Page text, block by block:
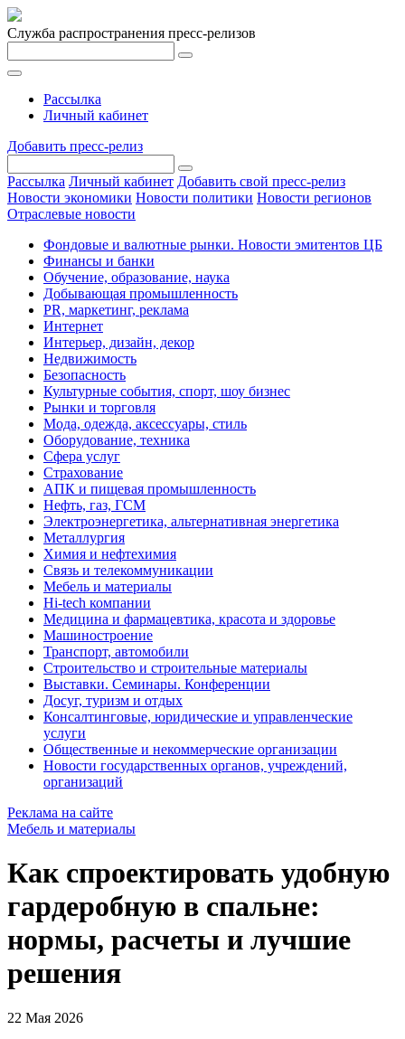
Служба распространения пресс-релизов
Рассылка
Личный кабинет
Добавить пресс-релиз
Рассылка Личный кабинет Добавить свой пресс-релиз
Новости экономики Новости политики Новости регионов
Отраслевые новости
Фондовые и валютные рынки. Новости эмитентов ЦБ
Финансы и банки
Обучение, образование, наука
Добывающая промышленность
PR, маркетинг, реклама
Интернет
Интерьер, дизайн, декор
Недвижимость
Безопасность
Культурные события, спорт, шоу бизнес
Рынки и торговля
Мода, одежда, аксессуары, стиль
Оборудование, техника
Сфера услуг
Страхование
АПК и пищевая промышленность
Нефть, газ, ГСМ
Электроэнергетика, альтернативная энергетика
Металлургия
Химия и нефтехимия
Связь и телекоммуникации
Мебель и материалы
Hi-tech компании
Медицина и фармацевтика, красота и здоровье
Машиностроение
Транспорт, автомобили
Строительство и строительные материалы
Выставки. Семинары. Конференции
Досуг, туризм и отдых
Консалтинговые, юридические и управленческие
услуги
Общественные и некоммерческие организации
Новости государственных органов, учреждений,
организаций
Реклама на сайте
Мебель и материалы
Как спроектировать удобную
гардеробную в спальне:
нормы, расчеты и лучшие
решения
22 Мая 2026